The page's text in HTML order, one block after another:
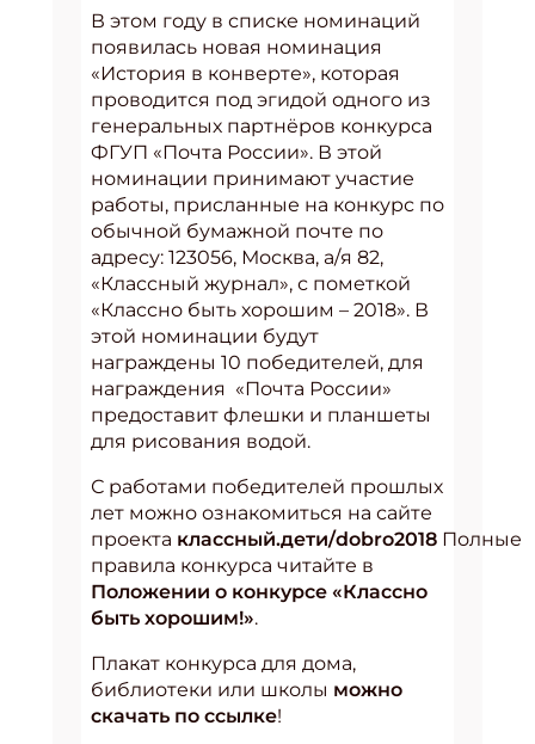
В этом году в списке номинаций
появилась новая номинация
«История в конверте», которая
проводится под эгидой одного из
генеральных партнёров конкурса
ФГУП «Почта России». В этой
номинации принимают участие
работы, присланные на конкурс по
обычной бумажной почте по
адресу: 123056, Москва, а/я 82,
«Классный журнал», с пометкой
«Классно быть хорошим – 2018». В
этой номинации будут
награждены 10 победителей, для
награждения «Почта России»
предоставит флешки и планшеты
для рисования водой.
С работами победителей прошлых
лет можно ознакомиться на сайте
проекта классный.дети/dobro2018 Полные
правила конкурса читайте в
Положении о конкурсе «Классно
быть хорошим!».
Плакат конкурса для дома,
библиотеки или школы можно
скачать по ссылке!